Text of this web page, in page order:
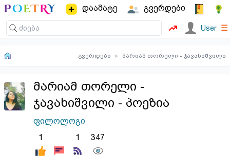
დაამატე გვერდები
User ☰
გვერდები ▸ მარიამ თორელი - ჯავახიშვილი
მარიამ თორელი -
ჯავახიშვილი - პოეზია
ფილოლოგი
1
1 347